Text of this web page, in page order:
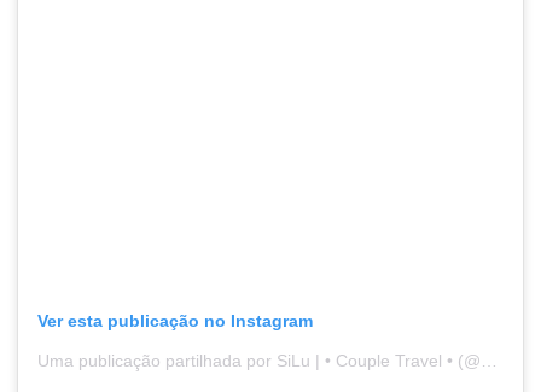
Ver esta publicação no Instagram